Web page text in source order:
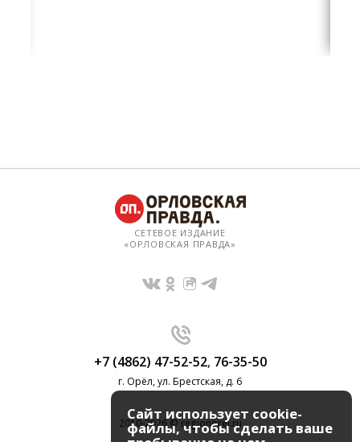
СЕТЕВОЕ ИЗДАНИЕ
«ОРЛОВСКАЯ ПРАВДА»
+7 (4862) 47-52-52, 76-35-50
г. Орёл, ул. Брестская, д. 6
2010-2026 © regionorel.ru
Сайт использует cookie-
файлы, чтобы сделать ваше